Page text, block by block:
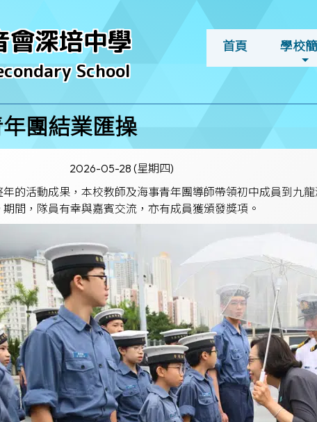
會深培中學
School
首頁 學校
團結業匯操
2026-05-28 (星期四)
年的活動成果，本校教師及海事青年團導師帶領初中成員到九
間，隊員有幸與嘉賓交流，亦有成員獲頒發獎項。